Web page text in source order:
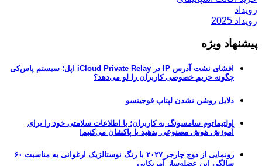
رویداد
رویداد 2025
پیشنهاد ویژه
افشای نشت آدرس IP در iCloud Private Relay اپل؛ سیستم پاس‌کی
چگونه حریم خصوصی کاربران را لو می‌دهد؟
دلایل روشن نشدن لپتاپ فوجیتسو
اولتیماتوم سامسونگ به کاربران؛ یا اطلاعات سلامتی خود را برای
آموزش هوش مصنوعی بدهید یا پاکشان می‌کنیم!
رونمایی از دوج چارجر ۲۰۲۷ با رنگ نوستالژیک ارغوانی به مناسبت ۶۰
سالگی این عضله‌ساز آمریکایی